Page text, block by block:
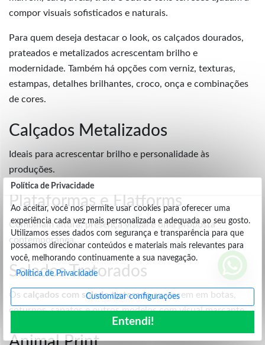
Política de Privacidade
Ao aceitar, você nos permite usar cookies para oferecer uma
experiência cada vez mais personalizada e adequada ao seu gosto.
Utilizamos esses dados com segurança e transparência para que
possamos direcionar conteúdos e materiais mais relevantes para
você, melhorando continuamente a sua navegação.
Política de Privacidade
Customizar configurações
Entendi!
compor visuais sofisticados e naturais.
Para quem deseja destacar o look, os calçados dourados,
prateados e metalizados acrescentam brilho e
modernidade. Também há opções com verniz, texturas,
estampas, detalhes brilhantes, croco, onça e combinações
de cores.
Calçados Metalizados
Ideais para acrescentar brilho e personalidade às
produções.
Plataformas e Flatforms
Combinam altura, presença visual e uma proposta
contemporânea.
Solados Tratorados
Os calçados com solado tratoradoaparecem em botas,
coturnos, sapatos e outros modelos com visual marcante.
Animal Print